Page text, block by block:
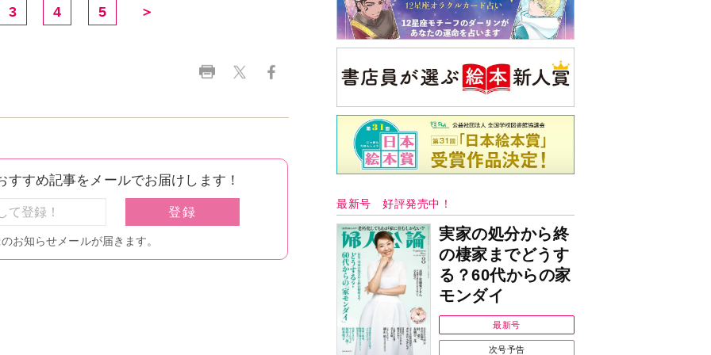
3 4 5 ＞
最新号 好評発売中！
実家の処分から終
の棲家までどうす
る？60代からの家
モンダイ
最新号
次号予告